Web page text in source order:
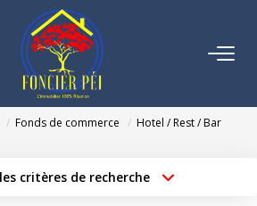
VENTES
Fonds de commerce
Hotel / Rest / Bar
critères de recherche
Type de bien